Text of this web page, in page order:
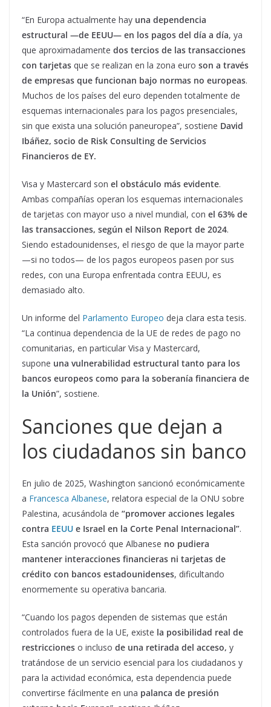
“En Europa actualmente hay una dependencia
estructural —de EEUU— en los pagos del día a día, ya
que aproximadamente dos tercios de las transacciones
con tarjetas que se realizan en la zona euro son a través
de empresas que funcionan bajo normas no europeas.
Muchos de los países del euro dependen totalmente de
esquemas internacionales para los pagos presenciales,
sin que exista una solución paneuropea”, sostiene David
Ibáñez, socio de Risk Consulting de Servicios
Financieros de EY.
Visa y Mastercard son el obstáculo más evidente.
Ambas compañías operan los esquemas internacionales
de tarjetas con mayor uso a nivel mundial, con el 63% de
las transacciones, según el Nilson Report de 2024.
Siendo estadounidenses, el riesgo de que la mayor parte
—si no todos— de los pagos europeos pasen por sus
redes, con una Europa enfrentada contra EEUU, es
demasiado alto.
Un informe del Parlamento Europeo deja clara esta tesis.
“La continua dependencia de la UE de redes de pago no
comunitarias, en particular Visa y Mastercard,
supone una vulnerabilidad estructural tanto para los
bancos europeos como para la soberanía financiera de
la Unión”, sostiene.
Sanciones que dejan a
los ciudadanos sin banco
En julio de 2025, Washington sancionó económicamente
a Francesca Albanese, relatora especial de la ONU sobre
Palestina, acusándola de “promover acciones legales
contra EEUU e Israel en la Corte Penal Internacional”.
Esta sanción provocó que Albanese no pudiera
mantener interacciones financieras ni tarjetas de
crédito con bancos estadounidenses, dificultando
enormemente su operativa bancaria.
“Cuando los pagos dependen de sistemas que están
controlados fuera de la UE, existe la posibilidad real de
restricciones o incluso de una retirada del acceso, y
tratándose de un servicio esencial para los ciudadanos y
para la actividad económica, esta dependencia puede
convertirse fácilmente en una palanca de presión